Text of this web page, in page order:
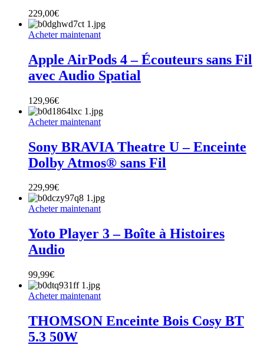
229,00€
Acheter maintenant
Apple AirPods 4 – Écouteurs sans Fil
avec Audio Spatial
129,96€
Acheter maintenant
Sony BRAVIA Theatre U – Enceinte
Dolby Atmos® sans Fil
229,99€
Acheter maintenant
Yoto Player 3 – Boîte à Histoires
Audio
99,99€
Acheter maintenant
THOMSON Enceinte Bois Cosy BT
5.3 50W